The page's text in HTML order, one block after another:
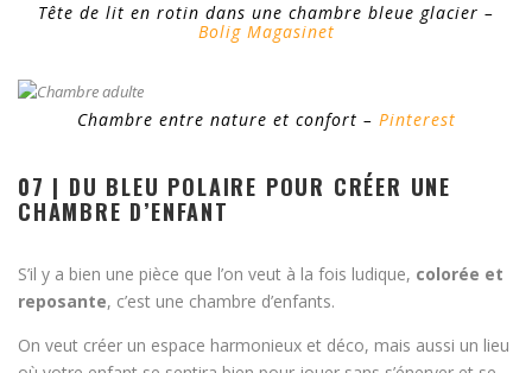
Tête de lit en rotin dans une chambre bleue glacier –
Bolig Magasinet
Chambre entre nature et confort – Pinterest
07 | DU BLEU POLAIRE POUR CRÉER UNE
CHAMBRE D’ENFANT
S’il y a bien une pièce que l’on veut à la fois ludique, colorée et
reposante, c’est une chambre d’enfants.
On veut créer un espace harmonieux et déco, mais aussi un lieu